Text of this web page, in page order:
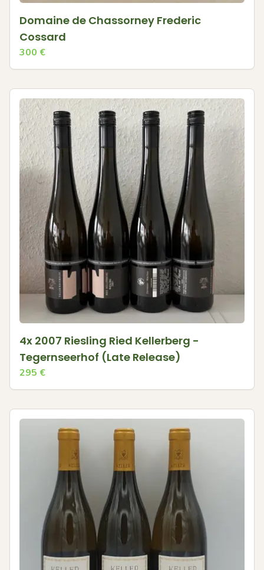
Domaine de Chassorney Frederic
Cossard
300 €
4x 2007 Riesling Ried Kellerberg -
Tegernseerhof (Late Release)
295 €